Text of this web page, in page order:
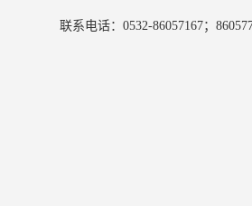
联系电话：0532-86057167；